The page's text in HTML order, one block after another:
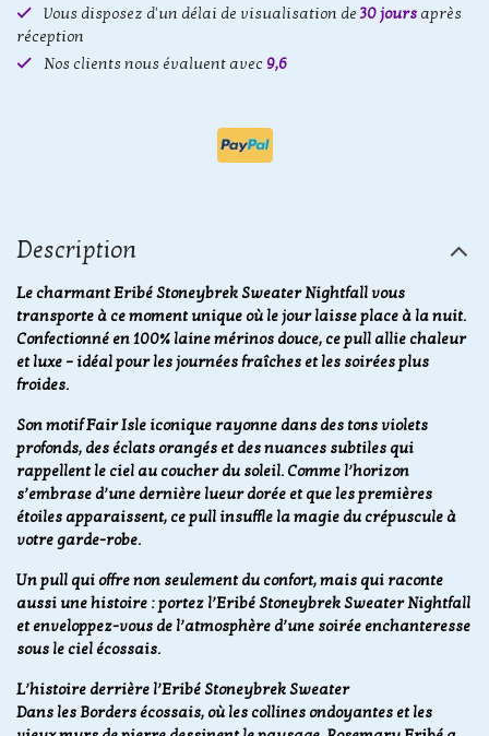
Vous disposez d'un délai de visualisation de30 jours après
réception
Nos clients nous évaluent avec 9,6
Description
Le charmant Eribé Stoneybrek Sweater Nightfall vous
transporte à ce moment unique où le jour laisse place à la nuit.
Confectionné en 100% laine mérinos douce, ce pull allie chaleur
et luxe – idéal pour les journées fraîches et les soirées plus
froides.
Son motif Fair Isle iconique rayonne dans des tons violets
profonds, des éclats orangés et des nuances subtiles qui
rappellent le ciel au coucher du soleil. Comme l’horizon
s’embrase d’une dernière lueur dorée et que les premières
étoiles apparaissent, ce pull insuffle la magie du crépuscule à
votre garde-robe.
Un pull qui offre non seulement du confort, mais qui raconte
aussi une histoire : portez l’Eribé Stoneybrek Sweater Nightfall
et enveloppez-vous de l’atmosphère d’une soirée enchanteresse
sous le ciel écossais.
L’histoire derrière l’Eribé Stoneybrek Sweater
Dans les Borders écossais, où les collines ondoyantes et les